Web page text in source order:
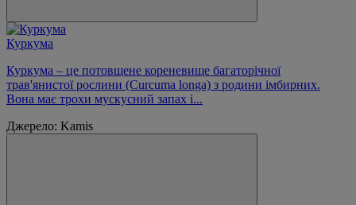
Куркума
Куркума – це потовщене кореневище багаторічної
трав'янистої рослини (Curcuma longa) з родини імбирних.
Вона має трохи мускусний запах і...
Джерело: Kamis